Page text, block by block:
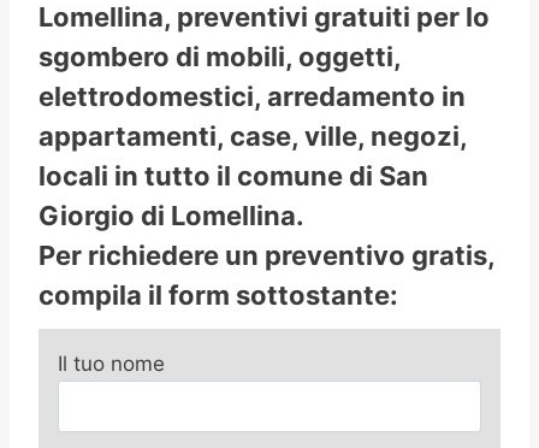
Lomellina, preventivi gratuiti per lo
sgombero di mobili, oggetti,
elettrodomestici, arredamento in
appartamenti, case, ville, negozi,
locali in tutto il comune di San
Giorgio di Lomellina.
Per richiedere un preventivo gratis,
compila il form sottostante:
Il tuo nome